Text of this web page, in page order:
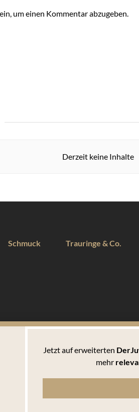
um einen Kommentar abzugeben.
Derzeit keine Inhalte
Schmuck Trauringe & Co.
Benutzererfahrung zu bieten.
weiterhin zu nutzen, können Sie
dass Sie über das Setzen von Cookies informiert werden
unterscheidet sich in der Art, wie er die Cookie-
Jetzt auf erweiterten
mehr